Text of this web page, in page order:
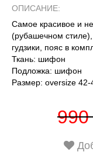
ОПИСАНИЕ:
Самое красивое и
(рубашечном стиле),
гудзики, пояс в
Ткань: шифон
Подложка: шифон
Размер: oversize 42-
990